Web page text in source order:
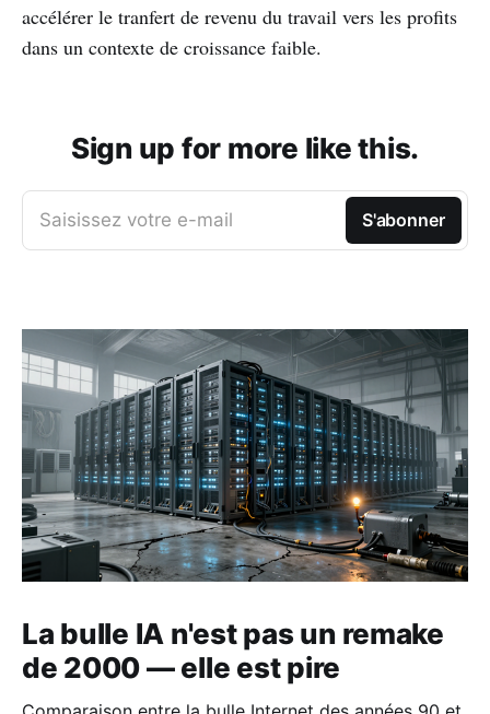
accélérer le tranfert de revenu du travail vers les profits
dans un contexte de croissance faible.
Sign up for more like this.
Saisissez votre e-mail S'abonner
La bulle IA n'est pas un remake
de 2000 — elle est pire